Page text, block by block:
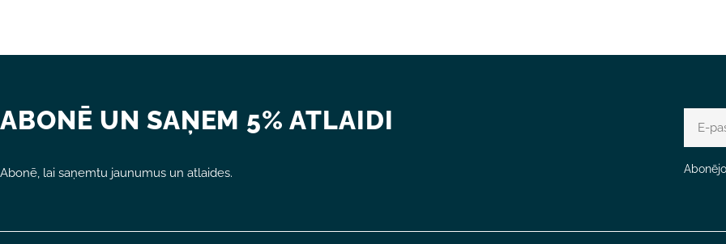
ABONĒ UN SAŅEM 5% ATLAIDI
Abonē, lai saņemtu jaunumus un atlaides.
pasts